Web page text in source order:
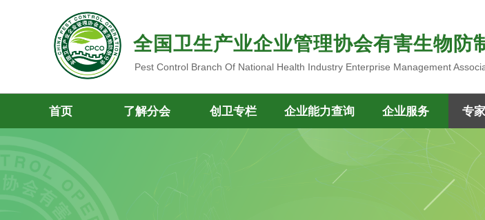
全国卫生产业企业管理协会有害生物防
Pest Control Branch Of National Health Industry Enterprise Management
首页 了解分会 创卫专栏 企业能力查询 企业服务 专